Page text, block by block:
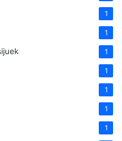
1
1
1
1
1
1
1